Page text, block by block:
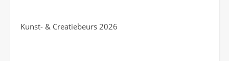
Kunst- & Creatiebeurs 2026